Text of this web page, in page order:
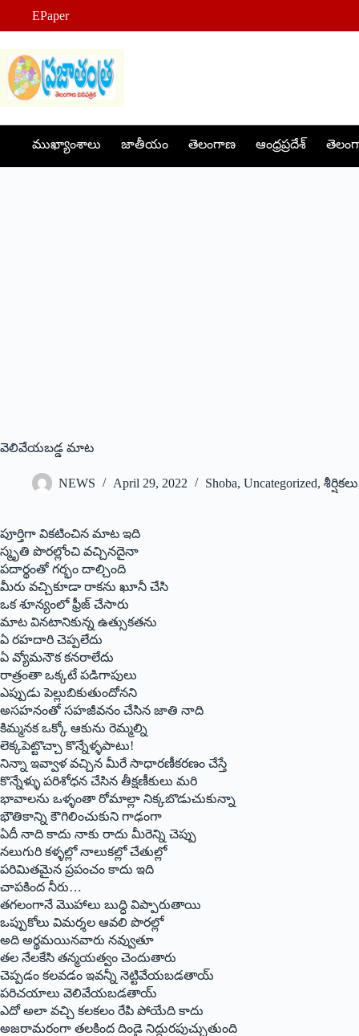
content
EPaper
ముఖ్యాంశాలు జాతీయం తెలంగాణ ఆంధ్రప్రదేశ్
వెలివేయబడ్డ మాట
NEWS April 29, 2022 Shoba, Uncategorized, శీర్షికలు
పూర్తిగా వికటించిన మాట ఇది
స్మృతి పొరల్లోంచి వచ్చినదైనా
పదార్థంతో గర్భం దాల్చింది
మీరు వచ్చికూడా రాకను ఖూనీ చేసి
ఒక శూన్యంలో ఫ్రీజ్‌ ‌చేసారు
మాట వినటానికున్న ఉత్సుకతను
ఏ రహదారి చెప్పలేదు
ఏ వ్యోమనౌక కనరాలేదు
రాత్రంతా ఒక్కటే పడిగాపులు
ఎప్పుడు పెల్లుబికుతుందోనని
అసహనంతో సహజీవనం చేసిన జాతి నాది
కిమ్మనక ఒక్కో ఆకును రెమ్మల్ని
లెక్కపెట్టొచ్చా కొన్నేళ్ళపాటు!
నిన్నా ఇవ్వాళ వచ్చిన మీరే సాధారణీకరణం చేస్తే
కొన్నేళ్ళు పరిశోధన చేసిన తీక్షణీకులు మరి
భావాలను ఒళ్ళంతా రోమాల్లా నిక్కబొడుచుకున్నా
భౌతికాన్ని కౌగిలించుకుని గాఢంగా
ఏదీ నాది కాదు నాకు రాదు మీరెన్ని చెప్పు
నలుగురి కళ్ళల్లో నాలుకల్లో చేతుల్లో
పరిమితమైన ప్రపంచం కాదు ఇది
చాపకింద నీరు…
తగలంగానే మొహాలు బుద్ధి విప్పారుతాయి
ఒప్పుకోలు విమర్శల ఆవలి పొరల్లో
అది అర్థమయినవారు నవ్వుతూ
తల నేలకేసి తన్మయత్వం చెందుతారు
చెప్పడం కలవడం ఇవన్నీ నెట్టివేయబడతాయ్‌
‌పరిచయాలు వెలివేయబడతాయ్‌
ఎదో అలా వచ్చి కలకలం రేపి పోయేది కాదు
అజరామరంగా తలకింద దిండై నిద్దురపుచ్చుతుంది